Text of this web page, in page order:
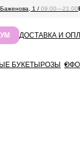
1 / 09:00—21:00
ДОСТАВКА И
БУКЕТЫРОЗЫ